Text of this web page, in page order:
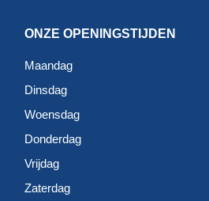
ONZE OPENINGSTIJDEN
Maandag
Dinsdag
Woensdag
Donderdag
Vrijdag
Zaterdag